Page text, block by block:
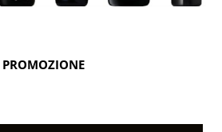
PROMOZIONE